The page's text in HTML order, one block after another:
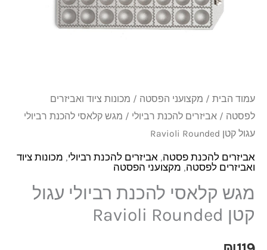
עמוד הבית / מקצועני הפסטה / מכונות ציוד ואביזרים
לפסטה / אביזרים להכנת רביולי / מגש קלאסי להכנת רביולי
עגול קטן Ravioli Rounded
אביזרים להכנת פסטה, אביזרים להכנת רביולי, מכונות ציוד
ואביזרים לפסטה, מקצועני הפסטה
מגש קלאסי להכנת רביולי עגול
קטן Ravioli Rounded